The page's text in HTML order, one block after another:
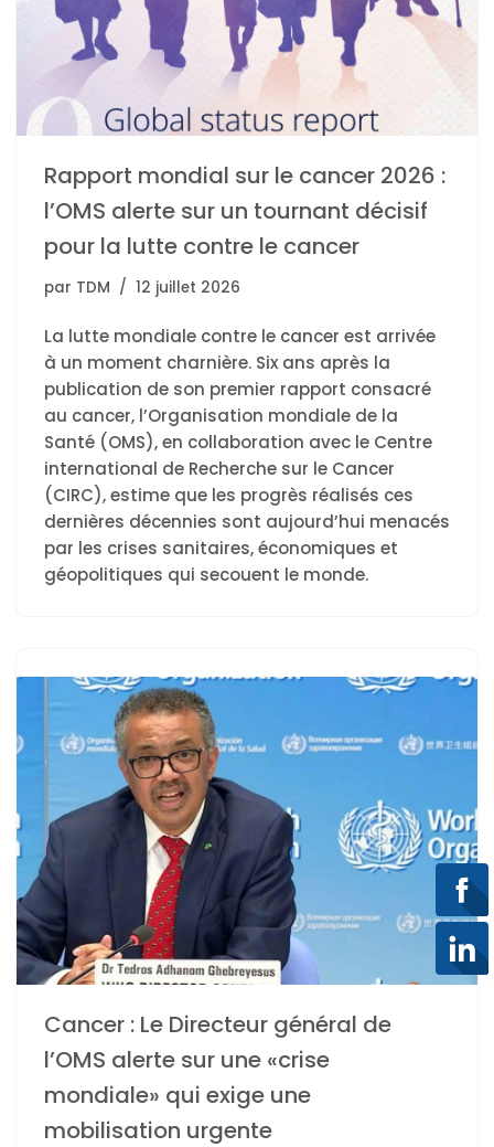
Rapport mondial sur le cancer 2026 :
l’OMS alerte sur un tournant décisif
pour la lutte contre le cancer
par TDM 12 juillet 2026
La lutte mondiale contre le cancer est arrivée
à un moment charnière. Six ans après la
publication de son premier rapport consacré
au cancer, l’Organisation mondiale de la
Santé (OMS), en collaboration avec le Centre
international de Recherche sur le Cancer
(CIRC), estime que les progrès réalisés ces
dernières décennies sont aujourd’hui menacés
par les crises sanitaires, économiques et
géopolitiques qui secouent le monde.
Cancer : Le Directeur général de
l’OMS alerte sur une «crise
mondiale» qui exige une
mobilisation urgente